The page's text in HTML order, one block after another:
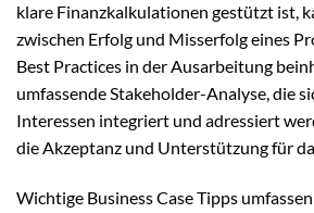
klare Finanzkalkulationen gestützt ist,
zwischen Erfolg und Misserfolg eines
Best Practices in der Ausarbeitung
umfassende Stakeholder-Analyse, die
Interessen integriert und adressiert
die Akzeptanz und Unterstützung für
Wichtige Business Case Tipps